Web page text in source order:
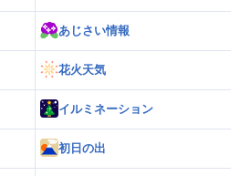
あじさい情報
花火天気
イルミネーション
初日の出